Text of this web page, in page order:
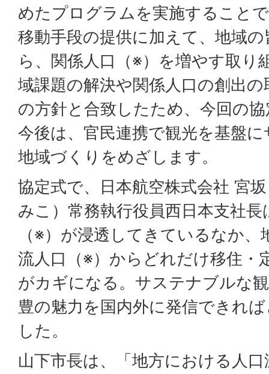
めたプログラムを実施すること
移動手段の提供に加えて、地域
ら、関係人口（※）を増やす取り
域課題の解決や関係人口の創出
の方針と合致したため、今回の
今後は、官民連携で観光を基盤
地域づくりをめざします。
協定式で、日本航空株式会社 宮
みこ）常務執行役員西日本支社
（※）が浸透してきているなか
流人口（※）からどれだけ移住・
がカギになる。サステナブルな
豊の魅力を国内外に発信できれ
した。
山下市長は、「地方における人